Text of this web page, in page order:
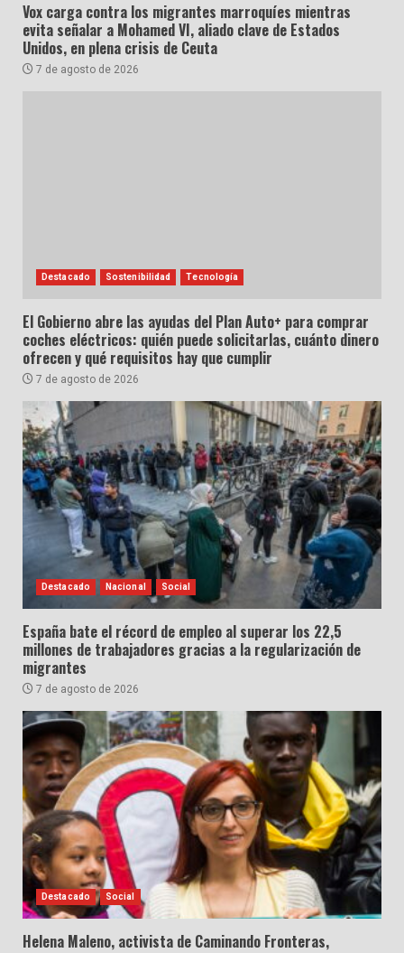
Vox carga contra los migrantes marroquíes mientras
evita señalar a Mohamed VI, aliado clave de Estados
Unidos, en plena crisis de Ceuta
7 de agosto de 2026
Destacado Sostenibilidad Tecnología
El Gobierno abre las ayudas del Plan Auto+ para comprar
coches eléctricos: quién puede solicitarlas, cuánto dinero
ofrecen y qué requisitos hay que cumplir
7 de agosto de 2026
Destacado Nacional Social
España bate el récord de empleo al superar los 22,5
millones de trabajadores gracias a la regularización de
migrantes
7 de agosto de 2026
Destacado Social
Helena Maleno, activista de Caminando Fronteras,